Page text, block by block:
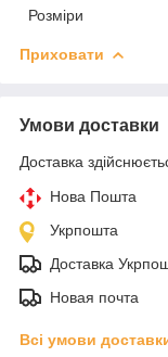
Розміри
Приховати
Умови доставки
Доставка
Нова Пошта
Укрпошта
Доставка
Новая почта
Всі умови